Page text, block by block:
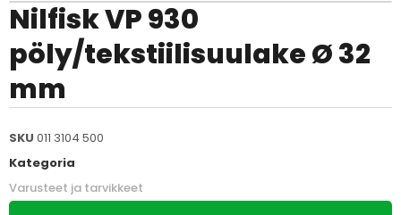
Nilfisk VP 930
pöly/tekstiilisuulake Ø 32
mm
SKU 011 3104 500
Kategoria
Varusteet ja tarvikkeet